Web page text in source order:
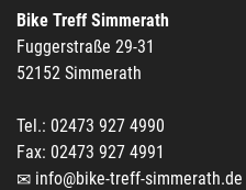
Bike Treff Simmerath
Fuggerstraße 29-31
52152 Simmerath
Tel.: 02473 927 4990
Fax: 02473 927 4991
info@bike-treff-simmerath.de